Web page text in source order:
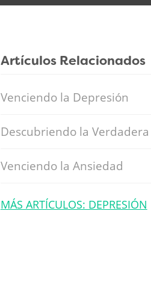
Artículos Relacionados
Venciendo la Depresión
Descubriendo la
Venciendo la Ansiedad
MÁS ARTÍCULOS: DEPRESIÓN